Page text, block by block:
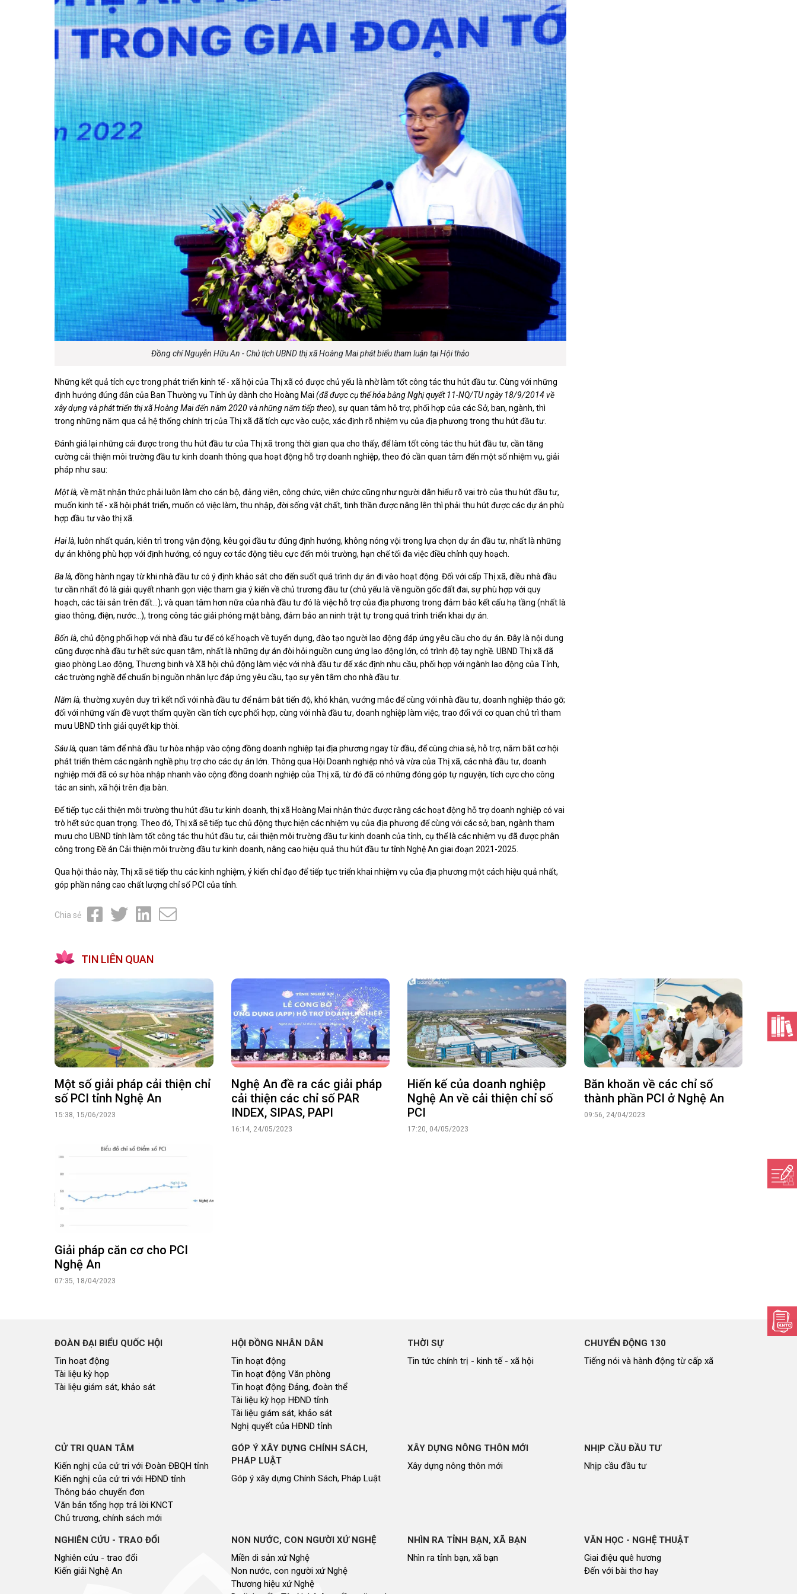
Báo Đại biểu nhân dân
Đồng chí Nguyễn Hữu An - Chủ tịch UBND thị xã Hoàng Mai phát biểu tham luận tại Hội thảo
Những kết quả tích cực trong phát triển kinh tế - xã hội của Thị xã có được chủ yếu là nhờ làm tốt công tác thu hút đầu tư. Cùng với những
định hướng đúng đắn của Ban Thường vụ Tỉnh ủy dành cho Hoàng Mai (đã được cụ thể hóa bằng Nghị quyết 11-NQ/TU ngày 18/9/2014 về
xây dựng và phát triển thị xã Hoàng Mai đến năm 2020 và những năm tiếp theo), sự quan tâm hỗ trợ, phối hợp của các Sở, ban, ngành, thì
trong những năm qua cả hệ thống chính trị của Thị xã đã tích cực vào cuộc, xác định rõ nhiệm vụ của địa phương trong thu hút đầu tư.
Đánh giá lại những cái được trong thu hút đầu tư của Thị xã trong thời gian qua cho thấy, để làm tốt công tác thu hút đầu tư, cần tăng
cường cải thiện môi trường đầu tư kinh doanh thông qua hoạt động hỗ trợ doanh nghiệp, theo đó cần quan tâm đến một số nhiệm vụ, giải
pháp như sau:
Một là, về mặt nhận thức phải luôn làm cho cán bộ, đảng viên, công chức, viên chức cũng như người dân hiểu rõ vai trò của thu hút đầu tư,
muốn kinh tế - xã hội phát triển, muốn có việc làm, thu nhập, đời sống vật chất, tinh thần được nâng lên thì phải thu hút được các dự án phù
hợp đầu tư vào thị xã.
Hai là, luôn nhất quán, kiên trì trong vận động, kêu gọi đầu tư đúng định hướng, không nóng vội trong lựa chọn dự án đầu tư, nhất là những
dự án không phù hợp với định hướng, có nguy cơ tác động tiêu cực đến môi trường, hạn chế tối đa việc điều chỉnh quy hoạch.
Ba là, đồng hành ngay từ khi nhà đầu tư có ý định khảo sát cho đến suốt quá trình dự án đi vào hoạt động. Đối với cấp Thị xã, điều nhà đầu
tư cần nhất đó là giải quyết nhanh gọn việc tham gia ý kiến về chủ trương đầu tư (chủ yếu là về nguồn gốc đất đai, sự phù hợp với quy
hoạch, các tài sản trên đất…); và quan tâm hơn nữa của nhà đầu tư đó là việc hỗ trợ của địa phương trong đảm bảo kết cấu hạ tầng (nhất là
giao thông, điện, nước…), trong công tác giải phóng mặt bằng, đảm bảo an ninh trật tự trong quá trình triển khai dự án.
Bốn là, chủ động phối hợp với nhà đầu tư để có kế hoạch về tuyển dụng, đào tạo người lao động đáp ứng yêu cầu cho dự án. Đây là nội dung
cũng được nhà đầu tư hết sức quan tâm, nhất là những dự án đòi hỏi nguồn cung ứng lao động lớn, có trình độ tay nghề. UBND Thị xã đã
giao phòng Lao động, Thương binh và Xã hội chủ động làm việc với nhà đầu tư để xác định nhu cầu, phối hợp với ngành lao động của Tỉnh,
các trường nghề để chuẩn bị nguồn nhân lực đáp ứng yêu cầu, tạo sự yên tâm cho nhà đầu tư.
Năm là, thường xuyên duy trì kết nối với nhà đầu tư để nắm bắt tiến độ, khó khăn, vướng mắc để cùng với nhà đầu tư, doanh nghiệp tháo gỡ;
đối với những vấn đề vượt thẩm quyền cần tích cực phối hợp, cùng với nhà đầu tư, doanh nghiệp làm việc, trao đổi với cơ quan chủ trì tham
mưu UBND tỉnh giải quyết kịp thời.
Sáu là, quan tâm để nhà đầu tư hòa nhập vào cộng đồng doanh nghiệp tại địa phương ngay từ đầu, để cùng chia sẻ, hỗ trợ, nắm bắt cơ hội
phát triển thêm các ngành nghề phụ trợ cho các dự án lớn. Thông qua Hội Doanh nghiệp nhỏ và vừa của Thị xã, các nhà đầu tư, doanh
nghiệp mới đã có sự hòa nhập nhanh vào cộng đồng doanh nghiệp của Thị xã, từ đó đã có những đóng góp tự nguyện, tích cực cho công
tác an sinh, xã hội trên địa bàn.
Để tiếp tục cải thiện môi trường thu hút đầu tư kinh doanh, thị xã Hoàng Mai nhận thức được rằng các hoạt động hỗ trợ doanh nghiệp có vai
trò hết sức quan trọng. Theo đó, Thị xã sẽ tiếp tục chủ động thực hiện các nhiệm vụ của địa phương để cùng với các sở, ban, ngành tham
mưu cho UBND tỉnh làm tốt công tác thu hút đầu tư, cải thiện môi trường đầu tư kinh doanh của tỉnh, cụ thể là các nhiệm vụ đã được phân
công trong Đề án Cải thiện môi trường đầu tư kinh doanh, nâng cao hiệu quả thu hút đầu tư tỉnh Nghệ An giai đoạn 2021-2025.
Qua hội thảo này, Thị xã sẽ tiếp thu các kinh nghiệm, ý kiến chỉ đạo để tiếp tục triển khai nhiệm vụ của địa phương một cách hiệu quả nhất,
góp phần nâng cao chất lượng chỉ số PCI của tỉnh.
Chia sẻ
TIN LIÊN QUAN
Một số giải pháp cải thiện chỉ
số PCI tỉnh Nghệ An
15:38, 15/06/2023
Nghệ An đề ra các giải pháp
cải thiện các chỉ số PAR
INDEX, SIPAS, PAPI
16:14, 24/05/2023
Hiến kế của doanh nghiệp
Nghệ An về cải thiện chỉ số
PCI
17:20, 04/05/2023
Băn khoăn về các chỉ số
thành phần PCI ở Nghệ An
09:56, 24/04/2023
Giải pháp căn cơ cho PCI
Nghệ An
07:35, 18/04/2023
ĐOÀN ĐẠI BIỂU QUỐC HỘI
Tin hoạt động
Tài liệu kỳ họp
Tài liệu giám sát, khảo sát
HỘI ĐỒNG NHÂN DÂN
Tin hoạt động
Tin hoạt động Văn phòng
Tin hoạt động Đảng, đoàn thể
Tài liệu kỳ họp HĐND tỉnh
Tài liệu giám sát, khảo sát
Nghị quyết của HĐND tỉnh
THỜI SỰ
Tin tức chính trị - kinh tế - xã hội
CHUYỂN ĐỘNG 130
Tiếng nói và hành động từ cấp xã
CỬ TRI QUAN TÂM
Kiến nghị của cử tri với Đoàn ĐBQH tỉnh
Kiến nghị của cử tri với HĐND tỉnh
Thông báo chuyển đơn
Văn bản tổng hợp trả lời KNCT
Chủ trương, chính sách mới
GÓP Ý XÂY DỰNG CHÍNH SÁCH,
PHÁP LUẬT
Góp ý xây dựng Chính Sách, Pháp Luật
XÂY DỰNG NÔNG THÔN MỚI
Xây dựng nông thôn mới
NHỊP CẦU ĐẦU TƯ
Nhịp cầu đầu tư
NGHIÊN CỨU - TRAO ĐỔI
Nghiên cứu - trao đổi
Kiến giải Nghệ An
NON NƯỚC, CON NGƯỜI XỨ NGHỆ
Miền di sản xứ Nghệ
Non nước, con người xứ Nghệ
Thương hiệu xứ Nghệ
NHÌN RA TỈNH BẠN, XÃ BẠN
Nhìn ra tỉnh bạn, xã bạn
VĂN HỌC - NGHỆ THUẬT
Giai điệu quê hương
Đến với bài thơ hay